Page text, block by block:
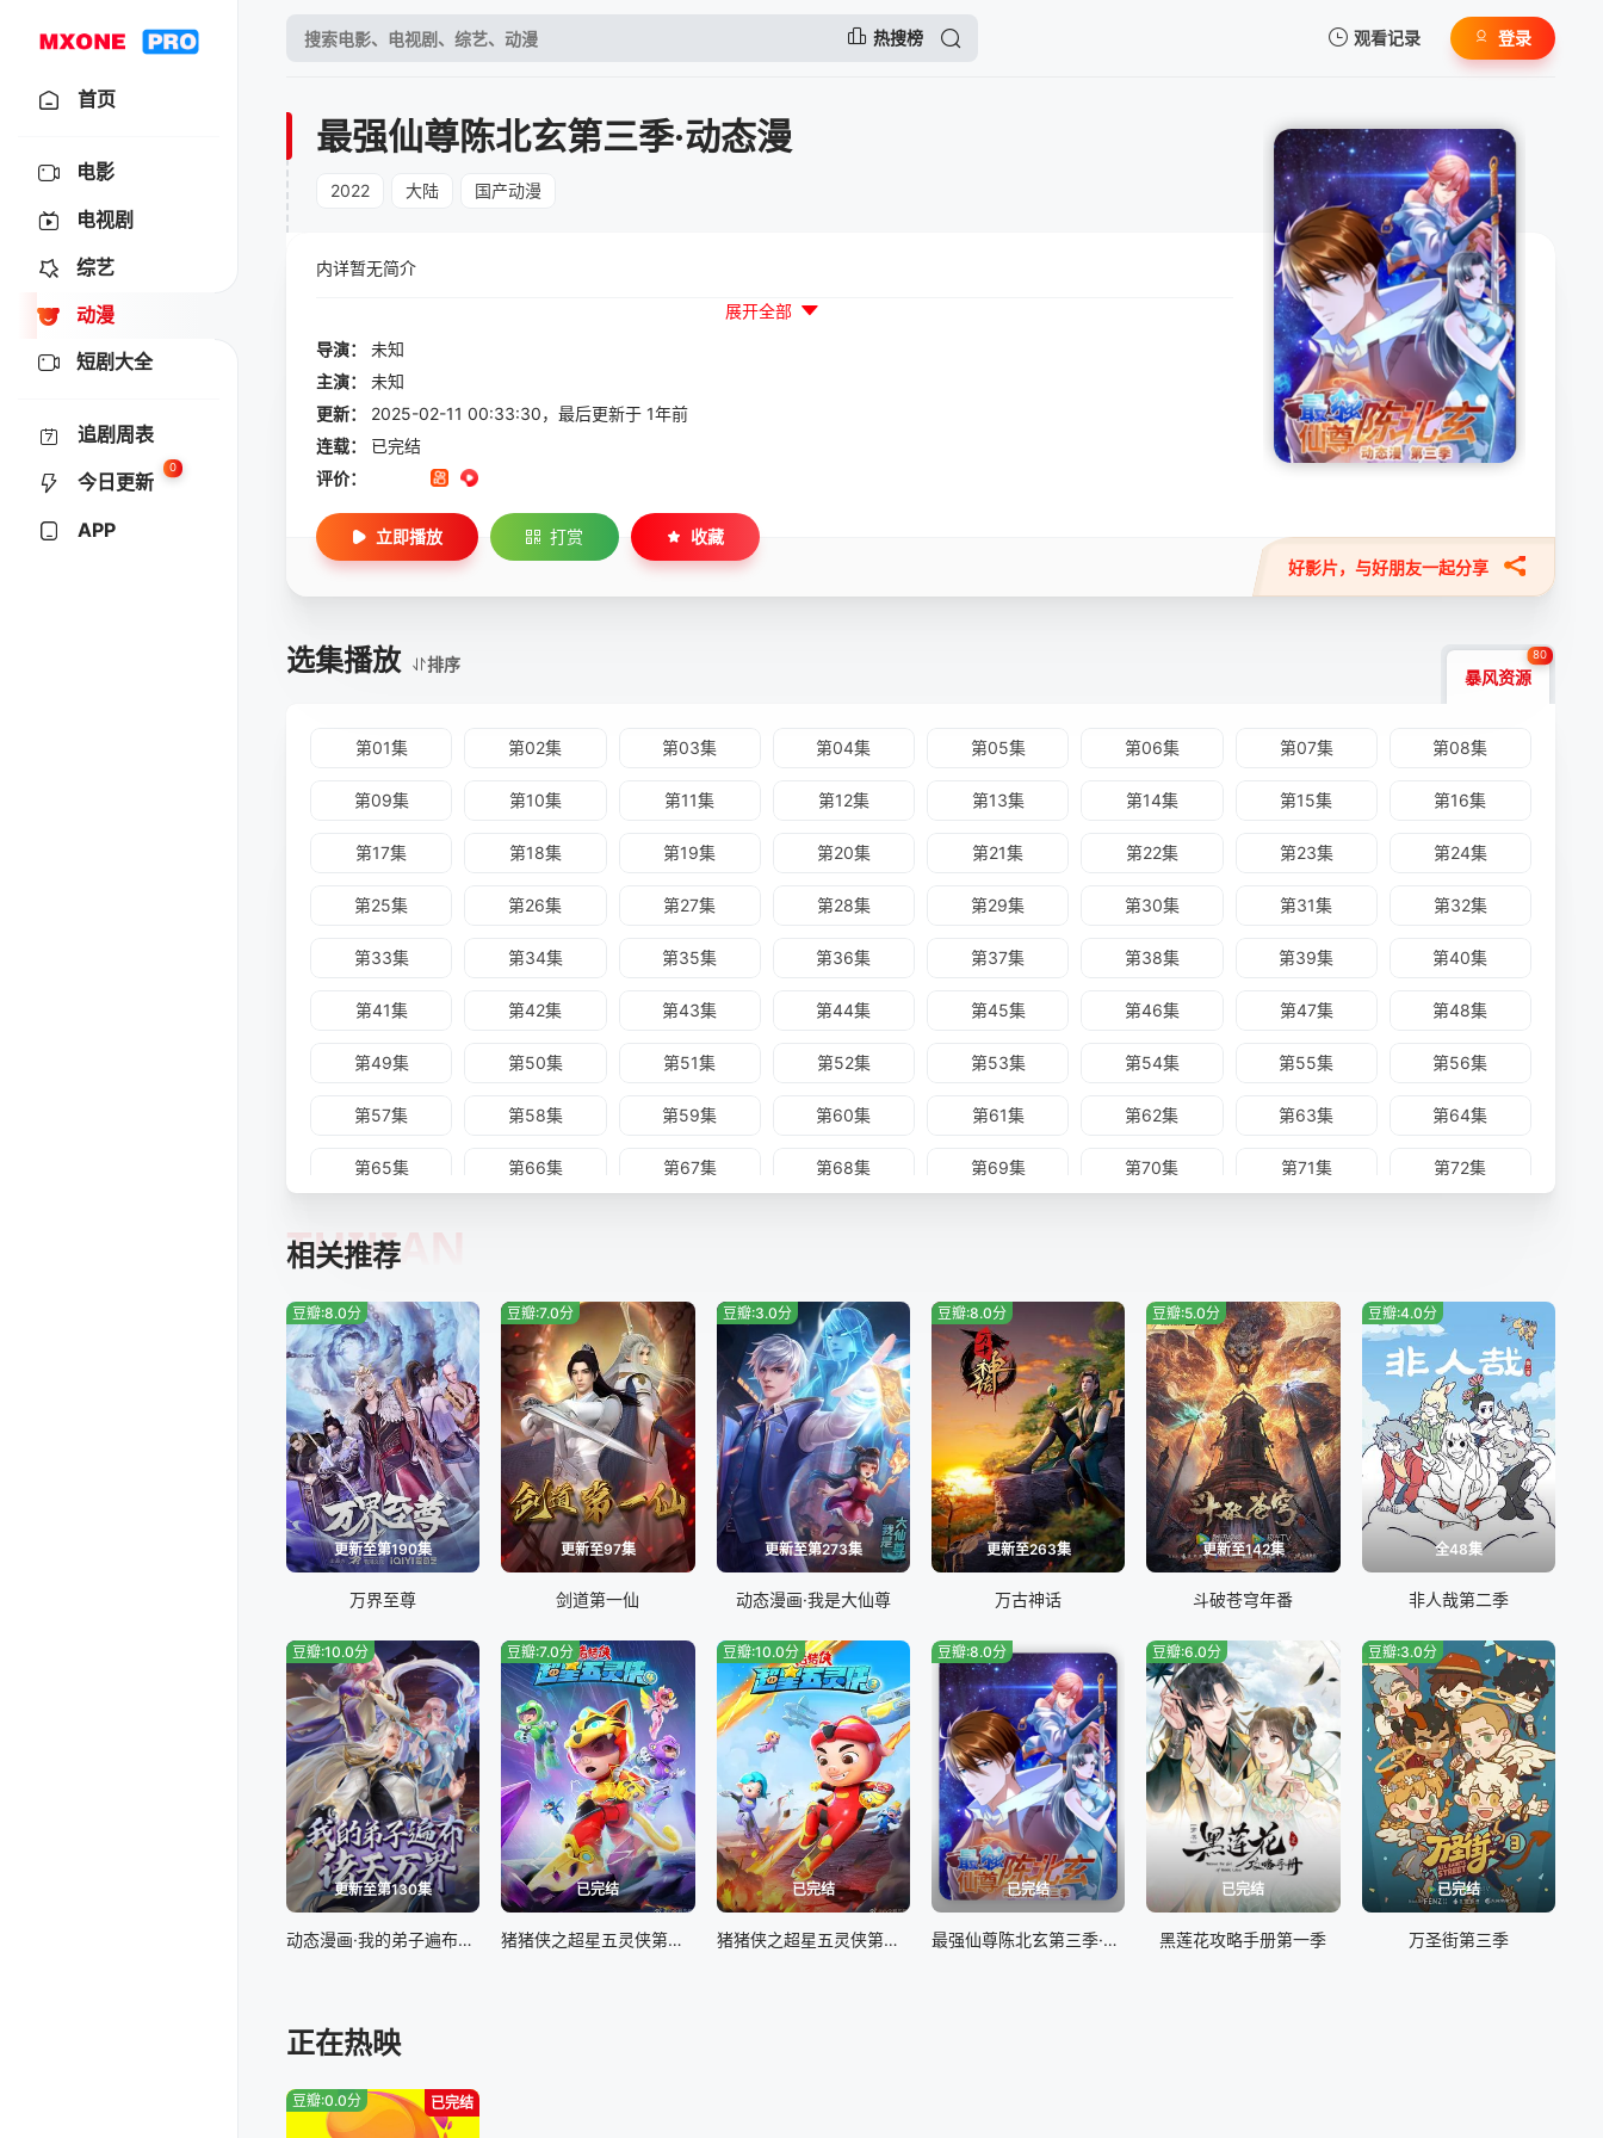
热搜榜 观看记录
暂无观看影片的记录
登录
首页
电影
电视剧
综艺
动漫
短剧大全
追剧周表
今日更新
0
APP
最强仙尊陈北玄第三季·动态漫
2022 大陆 国产动漫
内详暂无简介
展开全部
导演：
未知
主演：
未知
更新：
2025-02-11 00:33:30，最后更新于 1年前
连载：
已完结
评价：
好影片，与好朋友一起分享
立即播放 打赏 收藏
选集播放 排序
暴风资源
80
第01集 第02集 第03集 第04集 第05集 第06集 第07集 第08集
第09集 第10集 第11集 第12集 第13集 第14集 第15集 第16集
第17集 第18集 第19集 第20集 第21集 第22集 第23集 第24集
第25集 第26集 第27集 第28集 第29集 第30集 第31集 第32集
第33集 第34集 第35集 第36集 第37集 第38集 第39集 第40集
第41集 第42集 第43集 第44集 第45集 第46集 第47集 第48集
第49集 第50集 第51集 第52集 第53集 第54集 第55集 第56集
第57集 第58集 第59集 第60集 第61集 第62集 第63集 第64集
第65集 第66集 第67集 第68集 第69集 第70集 第71集 第72集
相关推荐
TUIJIAN
更新至第190集
豆瓣:8.0分
万界至尊
更新至97集
豆瓣:7.0分
剑道第一仙
更新至第273集
豆瓣:3.0分
动态漫画·我是大仙尊
更新至263集
豆瓣:8.0分
万古神话
更新至142集
豆瓣:5.0分
斗破苍穹年番
全48集
豆瓣:4.0分
非人哉第二季
更新至第130集
豆瓣:10.0分
动态漫画·我的弟子遍布诸天万界
已完结
豆瓣:7.0分
猪猪侠之超星五灵侠第四季
已完结
豆瓣:10.0分
猪猪侠之超星五灵侠第三季
已完结
豆瓣:8.0分
最强仙尊陈北玄第三季·动态漫
已完结
豆瓣:6.0分
黑莲花攻略手册第一季
已完结
豆瓣:3.0分
万圣街第三季
正在热映
已完结
豆瓣:0.0分